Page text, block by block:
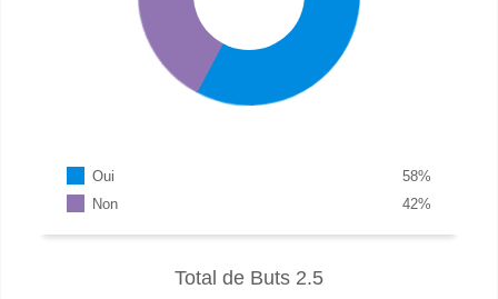
Oui %
58
Non
%
42
Total de Buts 2.5